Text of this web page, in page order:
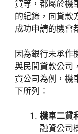
貸等，都屬於機
的紀錄，向貸款
成功申請的機會
因為銀行未承作
與民間貸款公司
資公司為例，機
下所列：
機車二貸
融資公司